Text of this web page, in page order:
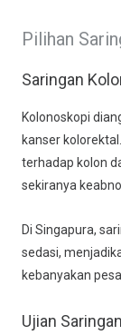
Pilihan
Saringan
Kolonoskopi
kanser
terhadap kolon
sekiranya
Di Singapura,
sedasi,
kebanyakan
Ujian